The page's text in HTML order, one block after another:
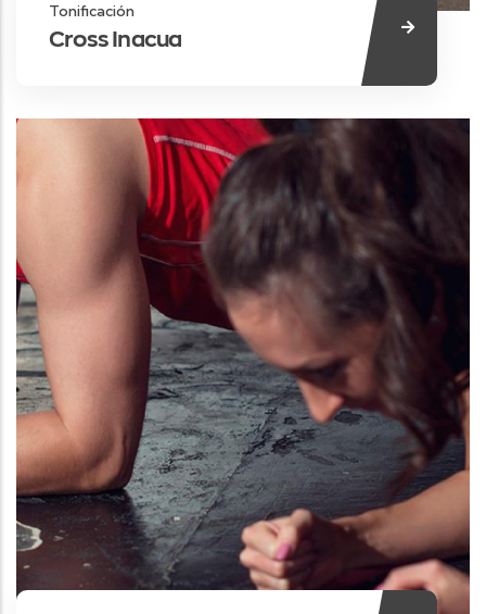
Tonificación
Cross Inacua